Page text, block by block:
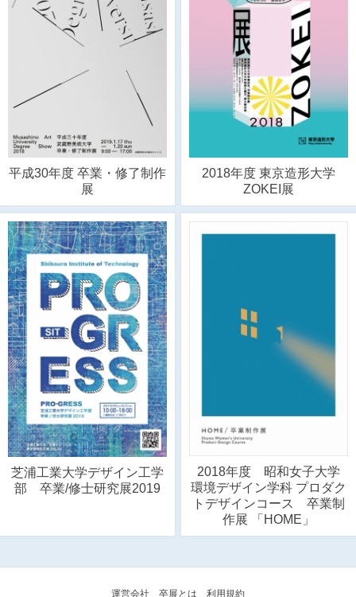
平成30年度 卒業・修了制作
展
2018年度 東京造形大学
ZOKEI展
芝浦工業大学デザイン工学
部 卒業/修士研究展2019
2018年度 昭和女子大学
環境デザイン学科 プロダク
トデザインコース 卒業制
作展 「HOME」
運営会社 卒展とは 利用規約